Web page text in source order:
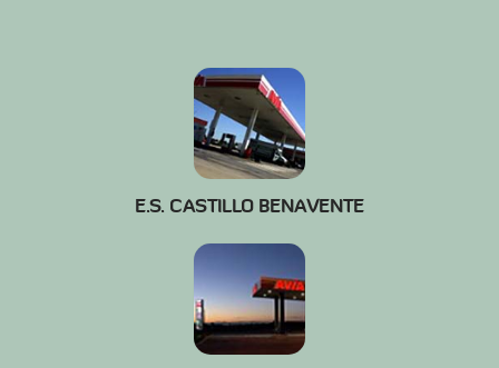
E.S. CASTILLO BENAVENTE